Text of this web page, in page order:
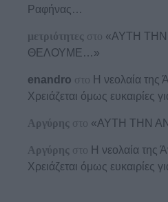
Ραφήνας…
μετριότητες στο «ΑΥΤΗ
ΘΕΛΟΥΜΕ…»
enandro στο Η νεολαία της
Χρειάζεται όμως ευκαιρίες
Αργύρης στο «ΑΥΤΗ ΤΗΝ
Αργύρης στο Η νεολαία της
Χρειάζεται όμως ευκαιρίες